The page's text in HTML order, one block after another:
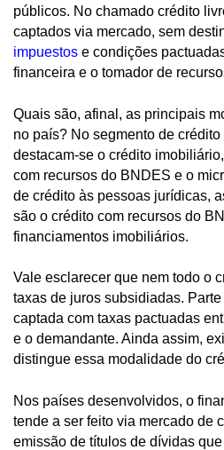
públicos. No chamado crédito
captados via mercado, sem
impuestos e condições
financeira e o tomador de
Quais são, afinal, as principais
no país? No segmento de
destacam-se o crédito
com recursos do BNDES e o
de crédito às pessoas jurídicas,
são o crédito com recursos do
financiamentos imobiliários.
Vale esclarecer que nem todo o
taxas de juros subsidiadas.
captada com taxas pactuadas
e o demandante. Ainda assim,
distingue essa modalidade do
Nos países desenvolvidos, o
tende a ser feito via mercado de
emissão de títulos de dívidas